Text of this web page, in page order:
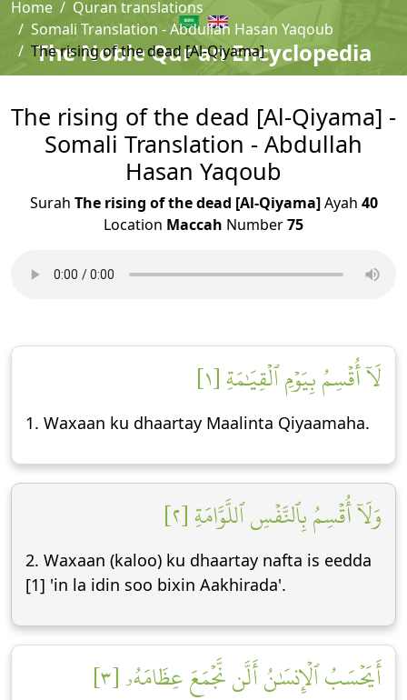
The Noble Qur'an Encyclopedia
Home
Quran translations
Somali Translation - Abdullah Hasan Yaqoub
The rising of the dead [Al-Qiyama]
The rising of the dead [Al-Qiyama] -
Somali Translation - Abdullah
Hasan Yaqoub
Surah The rising of the dead [Al-Qiyama]Ayah 40
Location Maccah Number75
لَآ أُقۡسِمُ بِيَوۡمِ ٱلۡقِيَٰمَةِ [١]
1. Waxaan ku dhaartay Maalinta Qiyaamaha.
وَلَآ أُقۡسِمُ بِٱلنَّفۡسِ ٱللَّوَّامَةِ [٢]
2. Waxaan (kaloo) ku dhaartay nafta is eedda
[1] 'in la idin soo bixin Aakhirada'.
أَيَحۡسَبُ ٱلۡإِنسَٰنُ أَلَّن نَّجۡمَعَ عِظَامَهُۥ [٣]